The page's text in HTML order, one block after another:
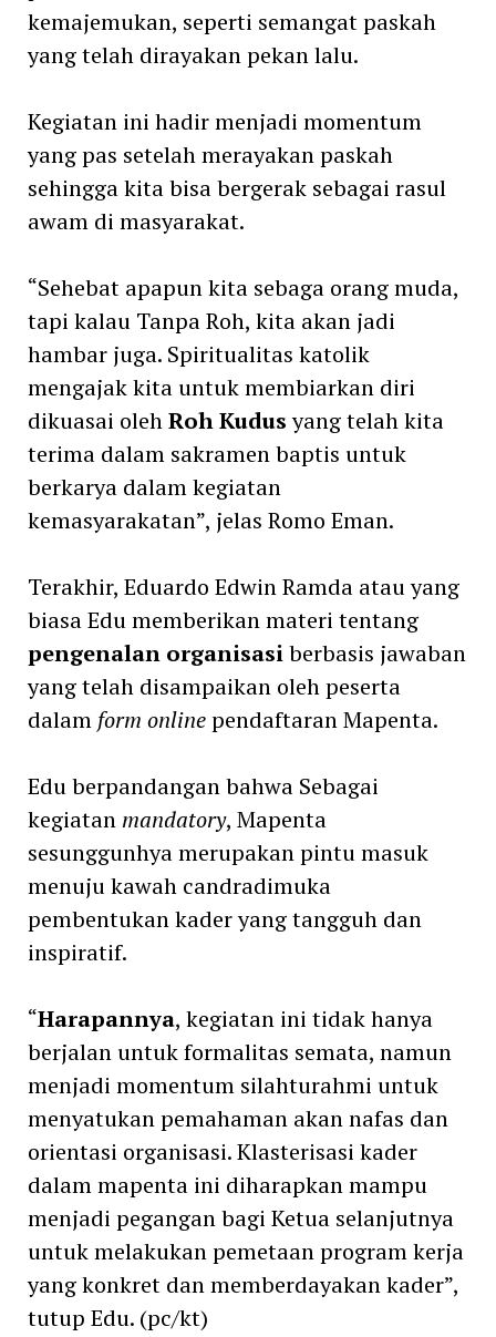
kemajemukan, seperti semangat paskah
yang telah dirayakan pekan lalu.
Kegiatan ini hadir menjadi momentum
yang pas setelah merayakan paskah
sehingga kita bisa bergerak sebagai rasul
awam di masyarakat.
“Sehebat apapun kita sebaga orang muda,
tapi kalau Tanpa Roh, kita akan jadi
hambar juga. Spiritualitas katolik
mengajak kita untuk membiarkan diri
dikuasai olehRoh Kudusyang telah kita
terima dalam sakramen baptis untuk
berkarya dalam kegiatan
kemasyarakatan”, jelas Romo Eman.
Terakhir, Eduardo Edwin Ramda atau yang
biasa Edu memberikan materi tentang
pengenalan organisasiberbasis jawaban
yang telah disampaikan oleh peserta
dalam form onlinependaftaran Mapenta.
Edu berpandangan bahwa Sebagai
kegiatan mandatory, Mapenta
sesunggunhya merupakan pintu masuk
menuju kawah candradimuka
pembentukan kader yang tangguh dan
inspiratif.
“Harapannya, kegiatan ini tidak hanya
berjalan untuk formalitas semata, namun
menjadi momentum silahturahmi untuk
menyatukan pemahaman akan nafas dan
orientasi organisasi. Klasterisasi kader
dalam mapenta ini diharapkan mampu
menjadi pegangan bagi Ketua selanjutnya
untuk melakukan pemetaan program kerja
yang konkret dan memberdayakan kader”,
tutup Edu. (pc/kt)